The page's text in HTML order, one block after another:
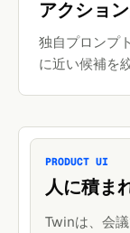
アクショ
独自プロンプ
に近い候補を
PRODUCT UI
人に積ま
Twinは、会